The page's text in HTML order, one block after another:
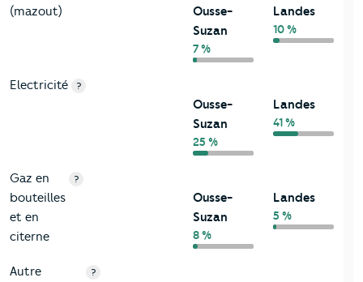
(mazout)
Ousse-
Suzan
7 %
Landes
10 %
Electricité ?
Ousse-
Suzan
25 %
Landes
41 %
Gaz en
bouteilles
et en
citerne
?
Ousse-
Suzan
8 %
Landes
5 %
Autre
?